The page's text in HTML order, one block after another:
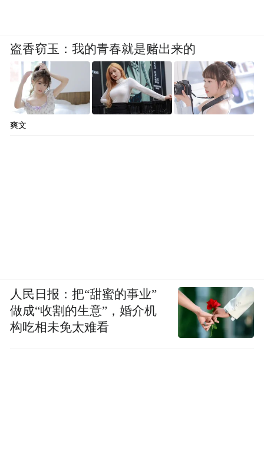
盗香窃玉：我的青春就是赌出来的
爽文
人民日报：把“甜蜜的事业”
做成“收割的生意”，婚介机
构吃相未免太难看